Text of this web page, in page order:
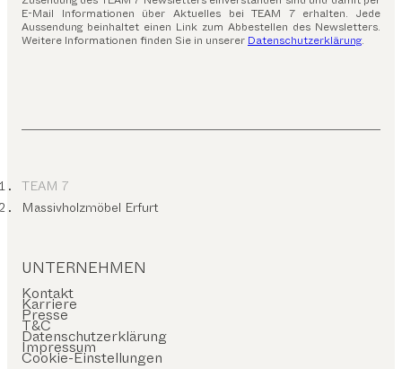
E-Mail Informationen über Aktuelles bei TEAM 7 erhalten. Jede
Aussendung beinhaltet einen Link zum Abbestellen des Newsletters.
Weitere Informationen finden Sie in unserer Datenschutzerklärung.
TEAM 7
Massivholzmöbel Erfurt
UNTERNEHMEN
Kontakt
Karriere
Presse
T&C
Datenschutzerklärung
Impressum
Cookie-Einstellungen